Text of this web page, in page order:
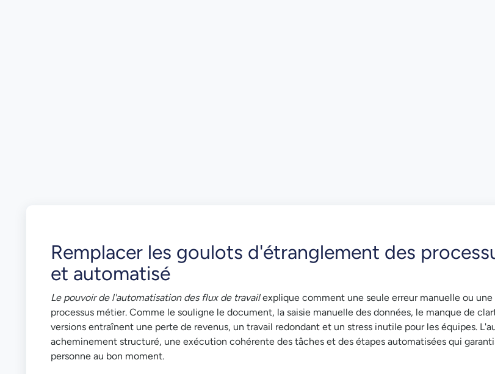
Remplacer les goulots d'étranglement des
et automatisé
Le pouvoir de l'automatisation des flux de travailexplique comment une seule erreur manuelle ou
processus métier. Comme le souligne le document, la saisie manuelle des données, le manque de
versions entraînent une perte de revenus, un travail redondant et un stress inutile pour les équipes.
acheminement structuré, une exécution cohérente des tâches et des étapes automatisées qui
personne au bon moment.